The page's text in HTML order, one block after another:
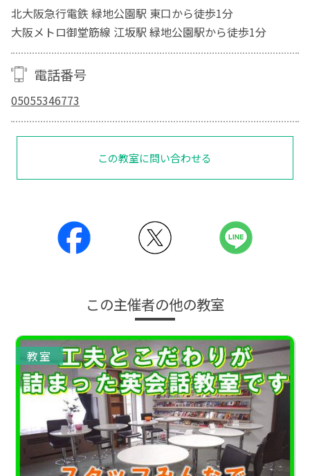
北大阪急行電鉄 緑地公園駅 東口から徒歩1分
大阪メトロ御堂筋線 江坂駅 緑地公園駅から徒歩1分
電話番号
05055346773
この教室に問い合わせる
この主催者の他の教室
教室